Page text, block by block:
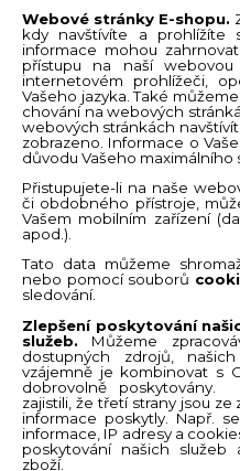
Webové stránky E-shopu.
kdy navštívíte a prohlížíte
informace mohou
přístupu na naší
internetovém prohlížeči,
Vašeho jazyka. Také
chování na webových
webových stránkách
zobrazeno. Informace o
důvodu Vašeho maximálního
Přistupujete-li na naše
či obdobného přístroje,
Vašem mobilním zařízení
apod.).
Tato data můžeme
nebo pomocí souborů
sledování.
Zlepšení poskytování
služeb. Můžeme
dostupných zdrojů,
vzájemně je kombinovat s
dobrovolně poskytovány.
zajistili, že třetí strany jsou
informace poskytly. Např.
informace, IP adresy a
poskytování našich
zboží.